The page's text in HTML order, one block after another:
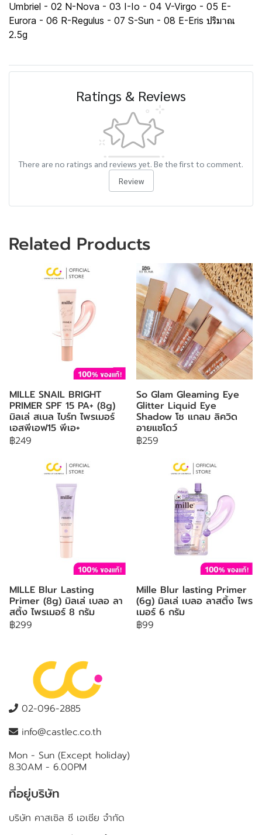
Umbriel - 02 N-Nova - 03 I-Io - 04 V-Virgo - 05 E-
Eurora - 06 R-Regulus - 07 S-Sun - 08 E-Eris ปริมาณ
2.5g
Ratings & Reviews
There are no ratings and reviews yet. Be the first to comment.
Review
Related Products
MILLE SNAIL BRIGHT
PRIMER SPF 15 PA+ (8g)
มิลเล่ สเนล ไบร์ท ไพรเมอร์
เอสพีเอฟ15 พีเอ+
฿249
So Glam Gleaming Eye
Glitter Liquid Eye
Shadow โซ แกลม ลิควิด
อายแชโดว์
฿259
MILLE Blur Lasting
Primer (8g) มิลเล่ เบลอ ลา
สติ้ง ไพรเมอร์ 8 กรัม
฿299
Mille Blur lasting Primer
(6g) มิลเล่ เบลอ ลาสติ้ง ไพร
เมอร์ 6 กรัม
฿99
02-096-2885
info@castlec.co.th
Mon - Sun (Except holiday)
8.30AM - 6.00PM
ที่อยู่บริษัท
บริษัท คาสเซิล ซี เอเชีย จำกัด